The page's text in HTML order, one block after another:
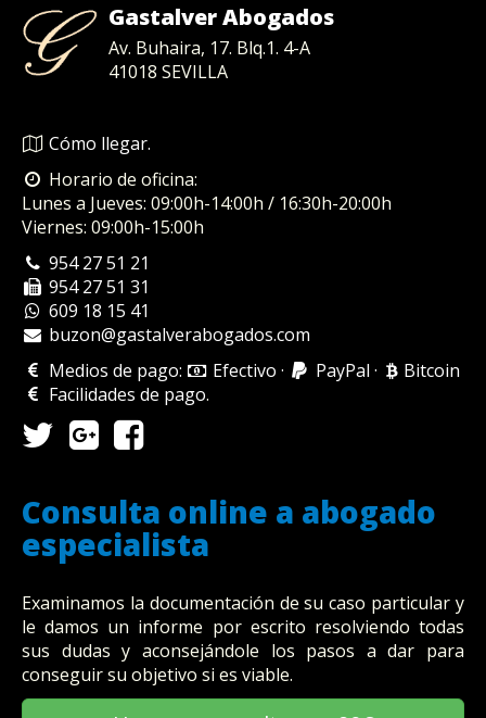
Gastalver Abogados
Av. Buhaira, 17. Blq.1. 4-A
41018 SEVILLA
Cómo llegar.
Horario de oficina:
Lunes a Jueves: 09:00h-14:00h / 16:30h-20:00h
Viernes: 09:00h-15:00h
954 27 51 21
954 27 51 31
609 18 15 41
buzon@gastalverabogados.com
Medios de pago:
Efectivo · PayPal ·
Bitcoin
Facilidades de pago.
Consulta online a abogado
especialista
Examinamos la documentación de su caso particular y
le damos un informe por escrito resolviendo todas
sus dudas y aconsejándole los pasos a dar para
conseguir su objetivo si es viable.